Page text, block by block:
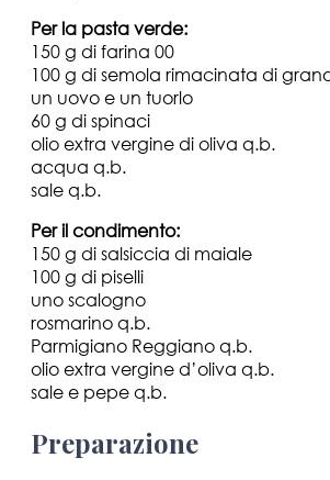
Per la pasta verde:
150 g di farina 00
100 g di semola rimacinata di
un uovo e un tuorlo
60 g di spinaci
olio extra vergine di oliva q.b.
acqua q.b.
sale q.b.
Per il condimento:
150 g di salsiccia di maiale
100 g di piselli
uno scalogno
rosmarino q.b.
Parmigiano Reggiano q.b.
olio extra vergine d’oliva q.b.
sale e pepe q.b.
Preparazione